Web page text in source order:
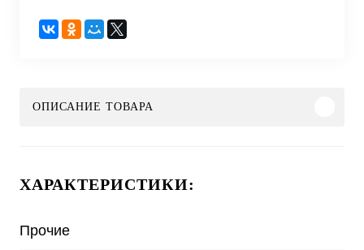
ОПИСАНИЕ ТОВАРА
ХАРАКТЕРИСТИКИ:
Прочие